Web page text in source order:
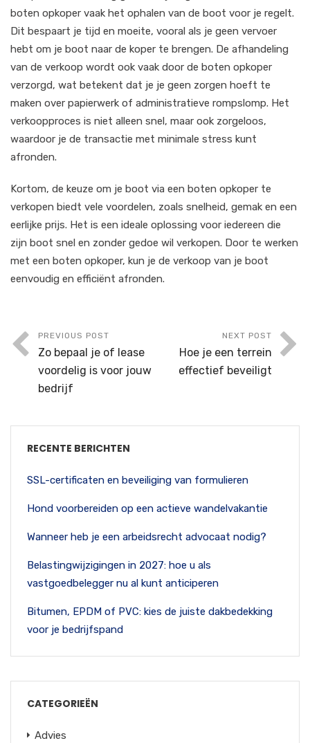
boten opkoper vaak het ophalen van de boot voor je regelt.
Dit bespaart je tijd en moeite, vooral als je geen vervoer
hebt om je boot naar de koper te brengen. De afhandeling
van de verkoop wordt ook vaak door de boten opkoper
verzorgd, wat betekent dat je je geen zorgen hoeft te
maken over papierwerk of administratieve rompslomp. Het
verkoopproces is niet alleen snel, maar ook zorgeloos,
waardoor je de transactie met minimale stress kunt
afronden.
Kortom, de keuze om je boot via een boten opkoper te
verkopen biedt vele voordelen, zoals snelheid, gemak en een
eerlijke prijs. Het is een ideale oplossing voor iedereen die
zijn boot snel en zonder gedoe wil verkopen. Door te werken
met een boten opkoper, kun je de verkoop van je boot
eenvoudig en efficiënt afronden.
PREVIOUS POST
Zo bepaal je of lease
voordelig is voor jouw
bedrijf
NEXT POST
Hoe je een terrein
effectief beveiligt
RECENTE BERICHTEN
SSL-certificaten en beveiliging van formulieren
Hond voorbereiden op een actieve wandelvakantie
Wanneer heb je een arbeidsrecht advocaat nodig?
Belastingwijzigingen in 2027: hoe u als
vastgoedbelegger nu al kunt anticiperen
Bitumen, EPDM of PVC: kies de juiste dakbedekking
voor je bedrijfspand
CATEGORIEËN
Advies